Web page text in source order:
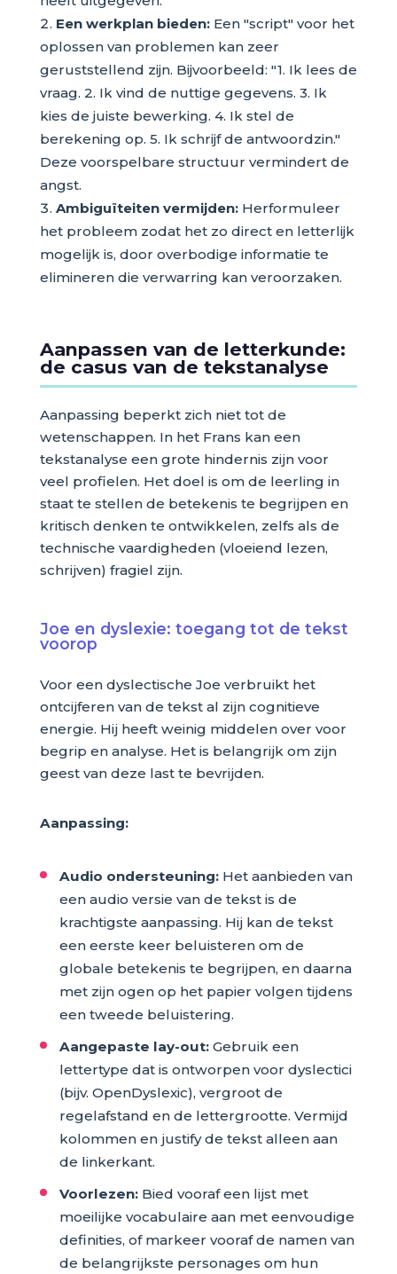
Een werkplan bieden:Een "script" voor het
oplossen van problemen kan zeer
geruststellend zijn. Bijvoorbeeld: "1. Ik lees de
vraag. 2. Ik vind de nuttige gegevens. 3. Ik
kies de juiste bewerking. 4. Ik stel de
berekening op. 5. Ik schrijf de antwoordzin."
Deze voorspelbare structuur vermindert de
angst.
Ambiguïteiten vermijden:Herformuleer
het probleem zodat het zo direct en letterlijk
mogelijk is, door overbodige informatie te
elimineren die verwarring kan veroorzaken.
Aanpassen van de letterkunde:
de casus van de tekstanalyse
Aanpassing beperkt zich niet tot de
wetenschappen. In het Frans kan een
tekstanalyse een grote hindernis zijn voor
veel profielen. Het doel is om de leerling in
staat te stellen de betekenis te begrijpen en
kritisch denken te ontwikkelen, zelfs als de
technische vaardigheden (vloeiend lezen,
schrijven) fragiel zijn.
Joe en dyslexie: toegang tot de tekst
voorop
Voor een dyslectische Joe verbruikt het
ontcijferen van de tekst al zijn cognitieve
energie. Hij heeft weinig middelen over voor
begrip en analyse. Het is belangrijk om zijn
geest van deze last te bevrijden.
Aanpassing:
Audio ondersteuning:Het aanbieden van
een audio versie van de tekst is de
krachtigste aanpassing. Hij kan de tekst
een eerste keer beluisteren om de
globale betekenis te begrijpen, en daarna
met zijn ogen op het papier volgen tijdens
een tweede beluistering.
Aangepaste lay-out:Gebruik een
lettertype dat is ontworpen voor dyslectici
(bijv. OpenDyslexic), vergroot de
regelafstand en de lettergrootte. Vermijd
kolommen en justify de tekst alleen aan
de linkerkant.
Voorlezen:Bied vooraf een lijst met
moeilijke vocabulaire aan met eenvoudige
definities, of markeer vooraf de namen van
de belangrijkste personages om hun